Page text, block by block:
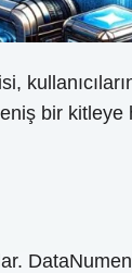
bir